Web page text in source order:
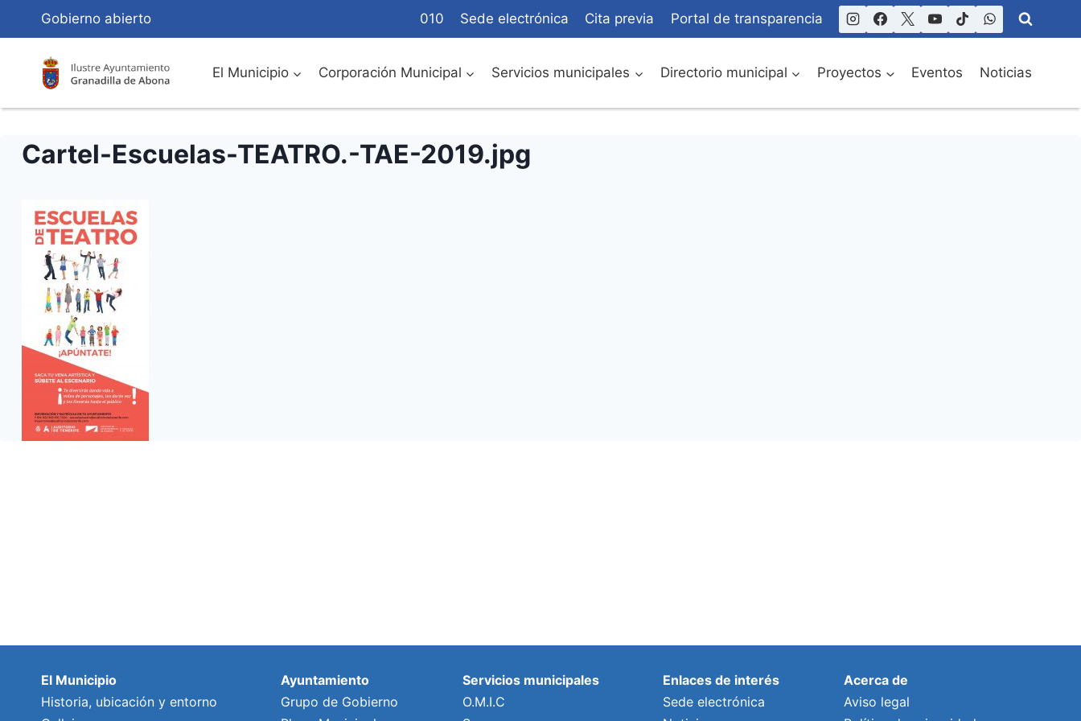
Contenido
Gobierno abierto 010 Sede electrónica Cita previa Portal de transparencia
El Municipio Corporación Municipal Servicios municipales Directorio municipal Proyectos Eventos Noticias
Cartel-Escuelas-TEATRO.-TAE-2019.jpg
El Municipio
Historia, ubicación y entorno
Ayuntamiento
Grupo de Gobierno
Servicios municipales
O.M.I.C
Enlaces de interés
Sede electrónica
Acerca de
Aviso legal